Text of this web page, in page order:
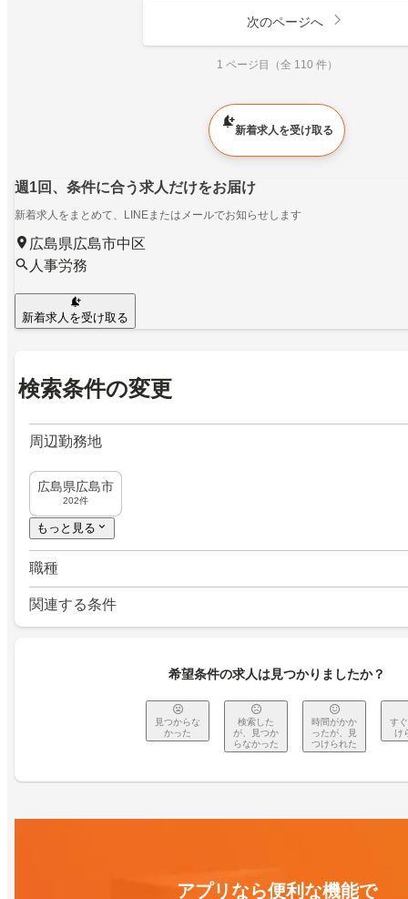
次のページへ
1 ページ目（全 110 件）
新着求人を受け取る
週1回、条件に合う求人だけをお届け
新着求人をまとめて、LINEまたはメールでお知らせします
広島県広島市中区
人事労務
新着求人を受け取る
検索条件の変更
周辺勤務地
広島県広島市
202件
もっと見る
職種
関連する条件
希望条件の求人は見つかりましたか？
見つからな
かった
検索した
が、見つか
らなかった
時間がかか
ったが、見
つけられた
す
け
アプリなら便利な機能で